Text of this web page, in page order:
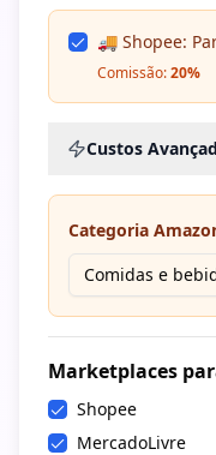
🚚 Shopee:
Comissão:20%
Custos
Categoria
Comidas e
Marketplaces
Shopee
MercadoLivre